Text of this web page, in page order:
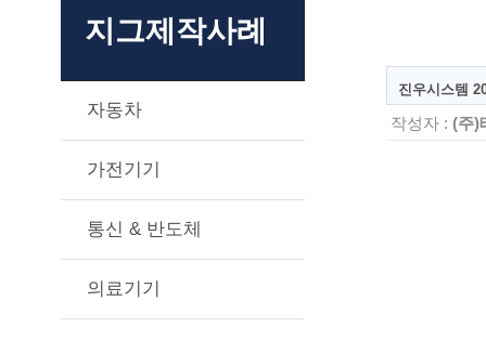
지그제작사례
자동차
가전기기
통신 & 반도체
의료기기
진우시스템
작성자 : (주)